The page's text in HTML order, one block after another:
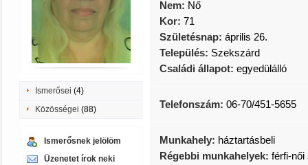
Ismerősei (4)
Közösségei (88)
Ismerősnek jelölöm
Üzenetet írok neki
Nem: Nő
Kor: 71
Születésnap: április 26.
Település: Szekszárd
Családi állapot: egyedülálló
Telefonszám: 06-70/451-5655
Munkahely: háztartásbeli
Régebbi munkahelyek: férfi-női